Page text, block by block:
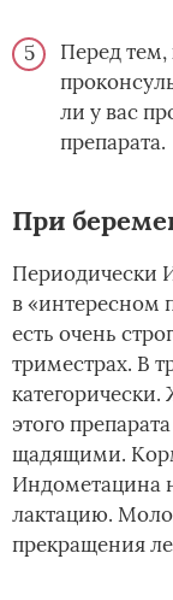
Перед тем,
ли у вас
препарата.
При
Периодически
в «интересном
есть очень
триместрах. В
этого
щадящими.
Индометацина
лактацию.
прекращения